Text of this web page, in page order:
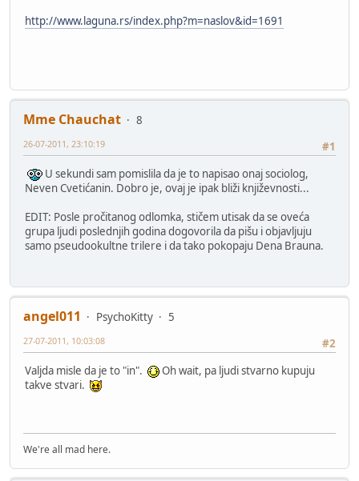
http://www.laguna.rs/index.php?m=naslov&id=1691
Mme Chauchat
8
#1
26-07-2011, 23:10:19
U sekundi sam pomislila da je to napisao onaj sociolog,
Neven Cvetićanin. Dobro je, ovaj je ipak bliži književnosti...
EDIT: Posle pročitanog odlomka, stičem utisak da se oveća
grupa ljudi poslednjih godina dogovorila da pišu i objavljuju
samo pseudookultne trilere i da tako pokopaju Dena Brauna.
angel011 PsychoKitty
5
#2
27-07-2011, 10:03:08
Valjda misle da je to "in".
Oh wait, pa ljudi stvarno kupuju
takve stvari.
We're all mad here.